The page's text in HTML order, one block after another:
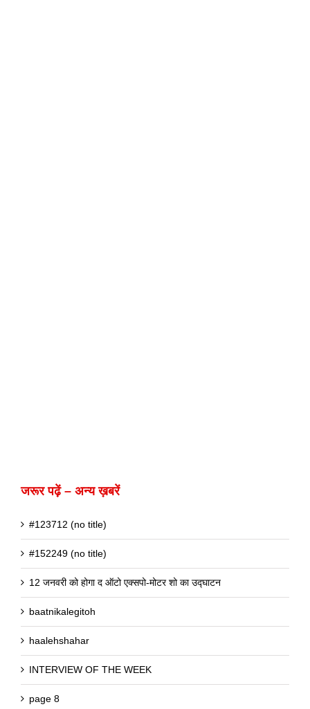
जरूर पढ़ें – अन्य ख़बरें
#123712 (no title)
#152249 (no title)
12 जनवरी को होगा द ऑटो एक्सपो-मोटर शो का उद्घाटन
baatnikalegitoh
haalehshahar
INTERVIEW OF THE WEEK
page 8